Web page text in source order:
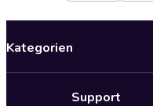
Kategorien
Support